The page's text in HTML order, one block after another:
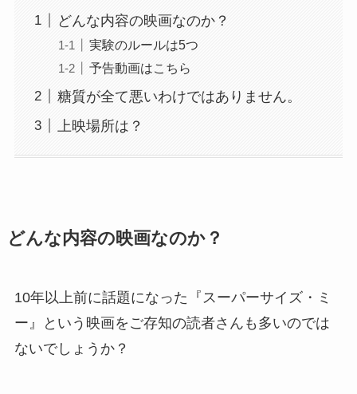
どんな内容の映画なのか？
実験のルールは5つ
予告動画はこちら
糖質が全て悪いわけではありません。
上映場所は？
どんな内容の映画なのか？
10年以上前に話題になった『スーパーサイズ・ミ
ー』という映画をご存知の読者さんも多いのでは
ないでしょうか？